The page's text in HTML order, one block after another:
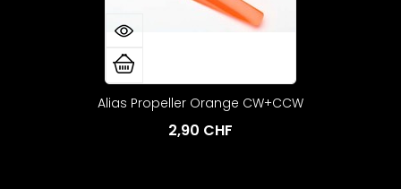
Alias Propeller Orange CW+CCW
2,90 CHF